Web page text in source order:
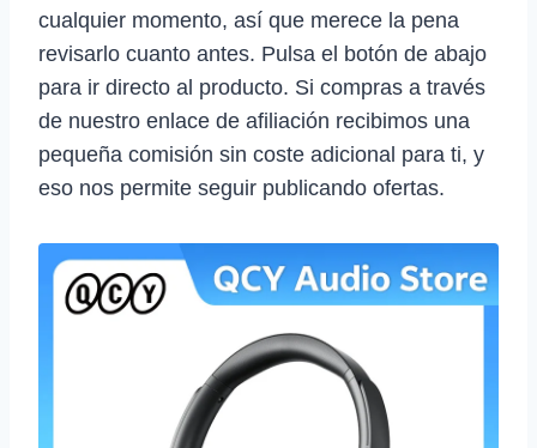
cualquier momento, así que merece la pena
revisarlo cuanto antes. Pulsa el botón de abajo
para ir directo al producto. Si compras a través
de nuestro enlace de afiliación recibimos una
pequeña comisión sin coste adicional para ti, y
eso nos permite seguir publicando ofertas.